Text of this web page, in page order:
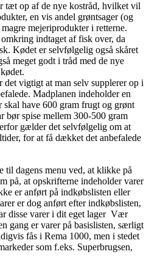
tæt op af de nye kostråd, hvilket vil
en vis andel grøntsager (og
mejeriprodukter i retterne.
indtaget af fisk over, da
Kødet er selvfølgelig også skåret
meget godt i tråd med de nye
det vigtigt at man selv supplerer op i
Madplanen indeholder en
skal have 600 gram frugt og grønt
bør spise mellem 300-500 gram
gælder det selvfølgelig om at
for at få dækket det anbefalede
til dagens menu ved, at klikke på
på, at opskrifterne indeholder varer
er anført på indkøbslisten eller
er dog anført efter indkøbslisten,
disse varer i dit eget lager Vær
gang er varer på basislisten, særligt
fås i Rema 1000, men i stedet
som f.eks. Superbrugsen,